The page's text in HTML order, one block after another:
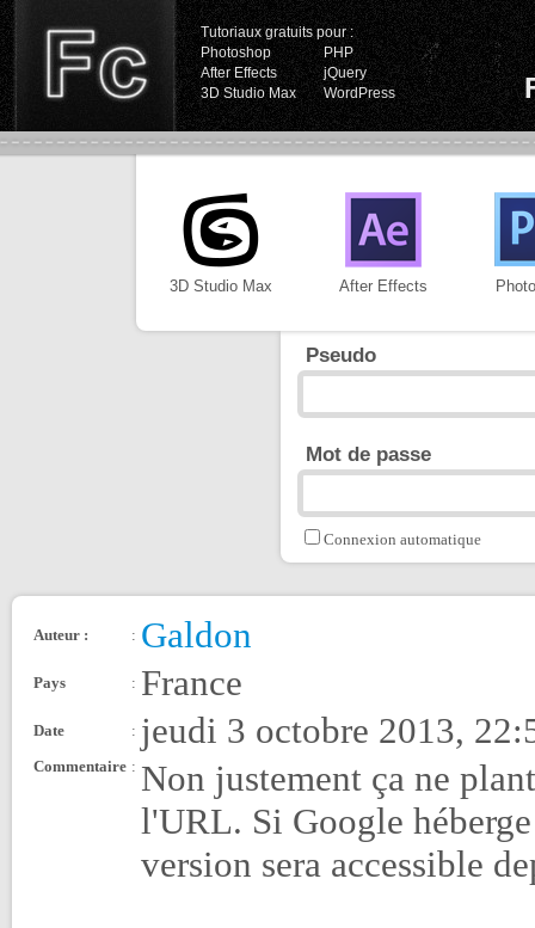
Tutoriaux gratuits pour :
Photoshop
PHP
After Effects
jQuery
3D Studio Max
WordPress
3D Studio Max After Effects
Pseudo
Mot de passe
Connexion automatique
Auteur : : Galdon
Pays : France
Date : jeudi 3 octobre 2013,
Commentaire : Non justement ça ne
l'URL. Si Google
version sera accessible